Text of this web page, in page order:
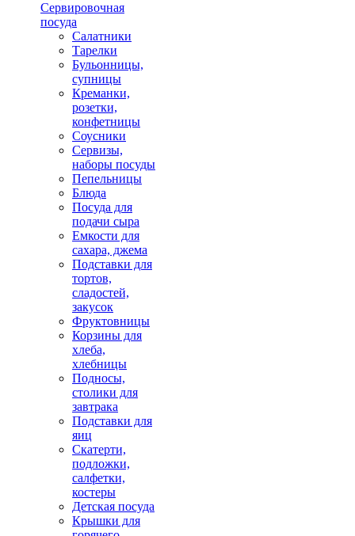
Сервировочная
посуда
Салатники
Тарелки
Бульонницы,
супницы
Креманки,
розетки,
конфетницы
Соусники
Сервизы,
наборы посуды
Пепельницы
Блюда
Посуда для
подачи сыра
Емкости для
сахара, джема
Подставки для
тортов,
сладостей,
закусок
Фруктовницы
Корзины для
хлеба,
хлебницы
Подносы,
столики для
завтрака
Подставки для
яиц
Скатерти,
подложки,
салфетки,
костеры
Детская посуда
Крышки для